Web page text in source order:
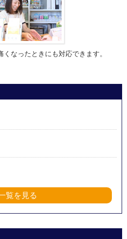
なったときにも対応できます。
覧を見る